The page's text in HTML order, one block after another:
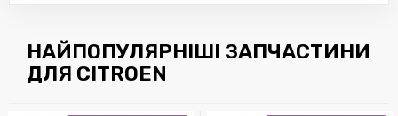
НАЙПОПУЛЯРНІШІ ЗАПЧАСТИНИ
ДЛЯ CITROEN